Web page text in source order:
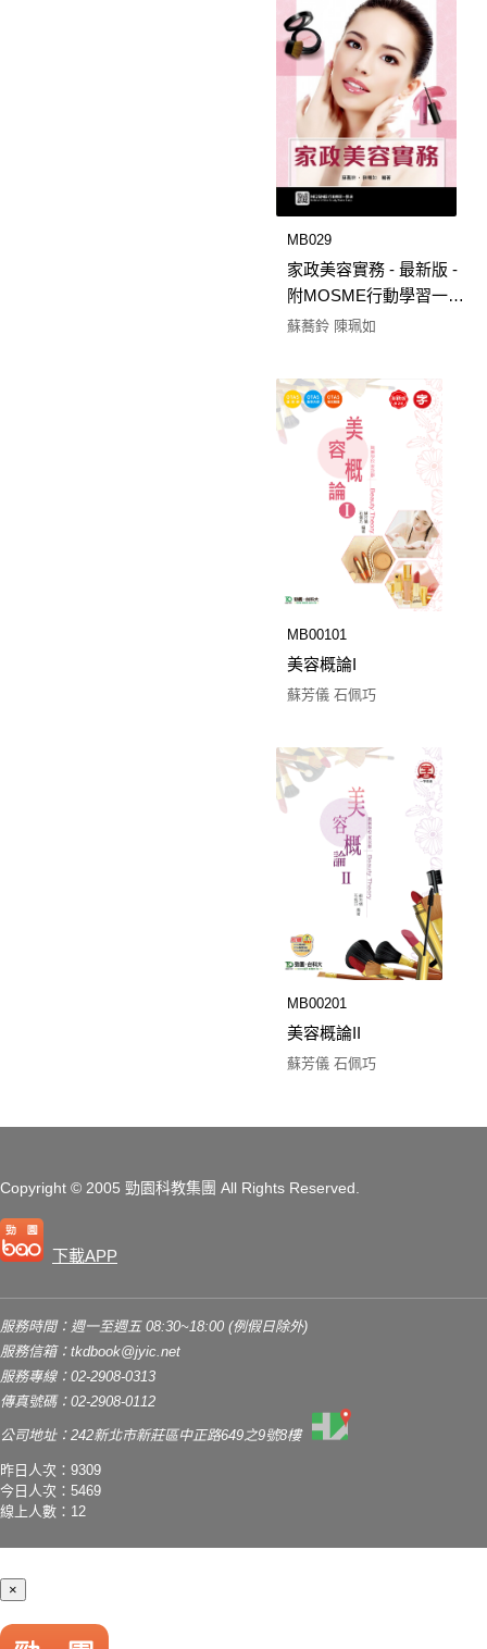
MB029
家政美容實務 - 最新版 -
附MOSME行動學習一點
通
蘇蕎鈴 陳珮如
MB00101
美容概論I
蘇芳儀 石佩巧
MB00201
美容概論II
蘇芳儀 石佩巧
Copyright © 2005 勁園科教集團 All Rights Reserved.
下載APP
服務時間：週一至週五 08:30~18:00 (例假日除外)
服務信箱： tkdbook@jyic.net
服務專線：02-2908-0313
傳真號碼：02-2908-0112
公司地址：242新北市新莊區中正路649之9號8樓
昨日人次：9309
今日人次：5469
線上人數：12
×